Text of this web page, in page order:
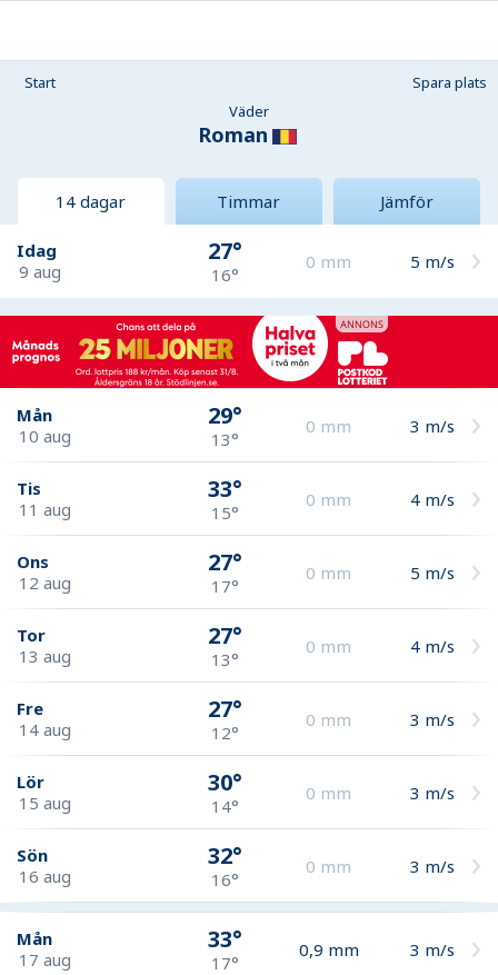
Start
Spara plats
Väder
Roman
14 dagar Timmar Jämför
Idag
9 aug
27°
16°
0 mm 5 m/s
Mån
10 aug
29°
13°
0 mm 3 m/s
Tis
11 aug
33°
15°
0 mm 4 m/s
Ons
12 aug
27°
17°
0 mm 5 m/s
Tor
13 aug
27°
13°
0 mm 4 m/s
Fre
14 aug
27°
12°
0 mm 3 m/s
Lör
15 aug
30°
14°
0 mm 3 m/s
Sön
16 aug
32°
16°
0 mm 3 m/s
Mån
17 aug
33°
17°
0,9 mm 3 m/s